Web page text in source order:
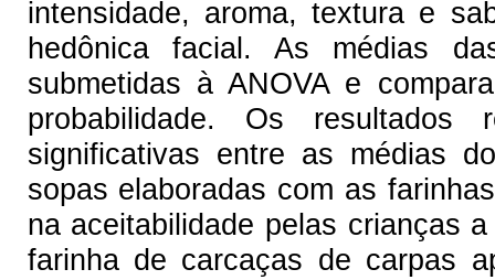
intensidade, aroma, textura e
hedônica facial. As médias
submetidas à ANOVA e
probabilidade. Os resultados
significativas entre as médias
sopas elaboradas com as
na aceitabilidade pelas crianças
farinha de carcaças de carpas